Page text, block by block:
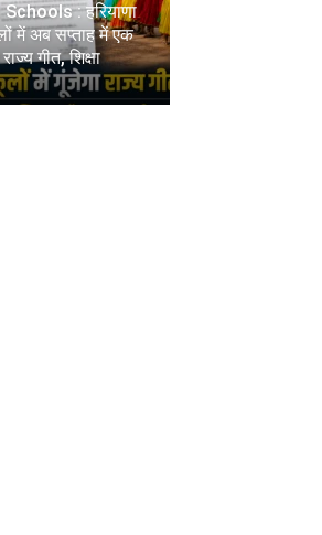
: हरियाणा
में अब सप्ताह में एक
गीत, शिक्षा